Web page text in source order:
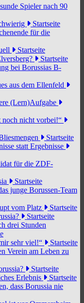
Spieler nach 90
Startseite
für die
Startseite
Startseite
bei Borussias B-
aus dem Ellenfeld
(Lern)Aufgabe
noch nicht vorbei!“
Startseite
statt Ergebnisse
für die ZDF-
Startseite
junge Borussen-Team
vom Platz
Startseite
Startseite
drei Stunden
sehr viel!“
Startseite
Verein am Leben zu
Startseite
Erlebnis
Startseite
dass Borussia nie